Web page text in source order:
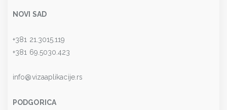
NOVI SAD
+381 21.3015.119
+381 69.5030.423
info@vizaaplikacije.rs
PODGORICA